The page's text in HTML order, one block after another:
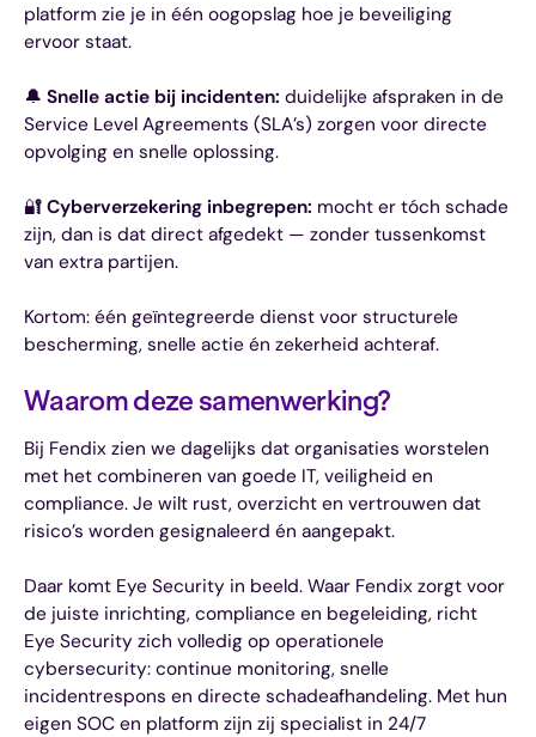
platform zie je in één oogopslag hoe je beveiliging
ervoor staat.
🔔 Snelle actie bij incidenten: duidelijke afspraken in de
Service Level Agreements (SLA’s) zorgen voor directe
opvolging en snelle oplossing.
🔐 Cyberverzekering inbegrepen: mocht er tóch schade
zijn, dan is dat direct afgedekt — zonder tussenkomst
van extra partijen.
Kortom: één geïntegreerde dienst voor structurele
bescherming, snelle actie én zekerheid achteraf.
Waarom deze samenwerking?
Bij Fendix zien we dagelijks dat organisaties worstelen
met het combineren van goede IT, veiligheid en
compliance. Je wilt rust, overzicht en vertrouwen dat
risico’s worden gesignaleerd én aangepakt.
Daar komt Eye Security in beeld. Waar Fendix zorgt voor
de juiste inrichting, compliance en begeleiding, richt
Eye Security zich volledig op operationele
cybersecurity: continue monitoring, snelle
incidentrespons en directe schadeafhandeling. Met hun
eigen SOC en platform zijn zij specialist in 24/7